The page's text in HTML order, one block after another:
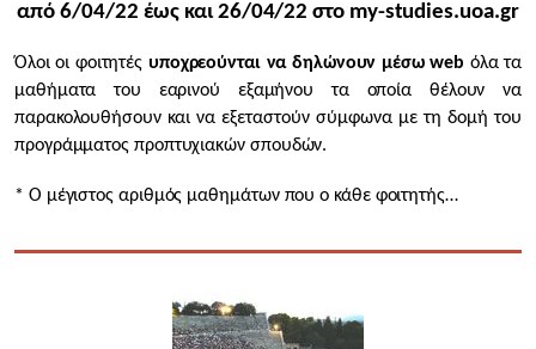
από6/04/22 έως και 26/04/22 στο my-studies.uoa.gr
Όλοι οι φοιτητές υποχρεούνται να δηλώνουν μέσω web όλα τα
μαθήματα του εαρινού εξαμήνου τα οποία θέλουν να
παρακολουθήσουν και να εξεταστούν σύμφωνα με τη δομή του
προγράμματος προπτυχιακών σπουδών.
* Ο μέγιστος αριθμός μαθημάτων που ο κάθε φοιτητής…